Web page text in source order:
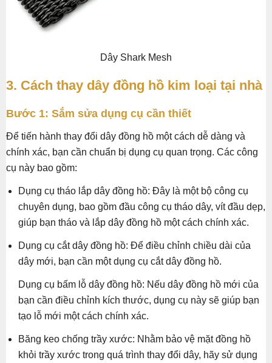
Dây Shark Mesh
3. Cách thay dây đồng hồ kim loại tại nhà
Bước 1: Sắm sửa dụng cụ cần thiết
Để tiến hành thay đổi dây đồng hồ một cách dễ dàng và
chính xác, bạn cần chuẩn bị dụng cụ quan trọng. Các công
cụ này bao gồm:
Dụng cụ tháo lắp dây đồng hồ: Đây là một bộ công cụ
chuyên dụng, bao gồm đầu công cụ tháo dây, vít đầu dẹp,
giúp bạn tháo và lắp dây đồng hồ một cách chính xác.
Dụng cụ cắt dây đồng hồ: Để điều chỉnh chiều dài của
dây mới, bạn cần một dụng cụ cắt dây đồng hồ.
Dụng cụ bấm lỗ dây đồng hồ: Nếu dây đồng hồ mới của
bạn cần điều chỉnh kích thước, dụng cụ này sẽ giúp bạn
tạo lỗ mới một cách chính xác.
Băng keo chống trầy xước: Nhằm bảo vệ mặt đồng hồ
khỏi trầy xước trong quá trình thay đổi dây, hãy sử dụng